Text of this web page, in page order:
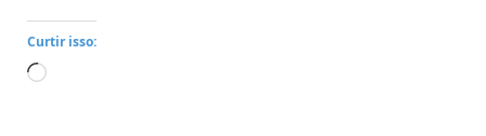
Curtir isso:
Carregando...